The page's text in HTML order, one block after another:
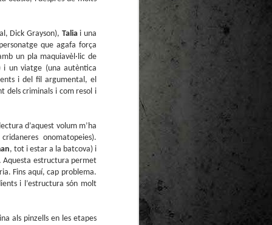
Dick Grayson), Taliai una
que agafa força
un pla maquiavèl·lic de
un viatge (una autèntica
i del fil argumental, el
dels criminals i com resol i
d’aquest volum m’ha
onomatopeies).
, tot i estar a la batcova) i
Aquesta estructura permet
Fins aquí, cap problema.
i l’estructura són molt
als pinzells en les etapes
natural de
per a la